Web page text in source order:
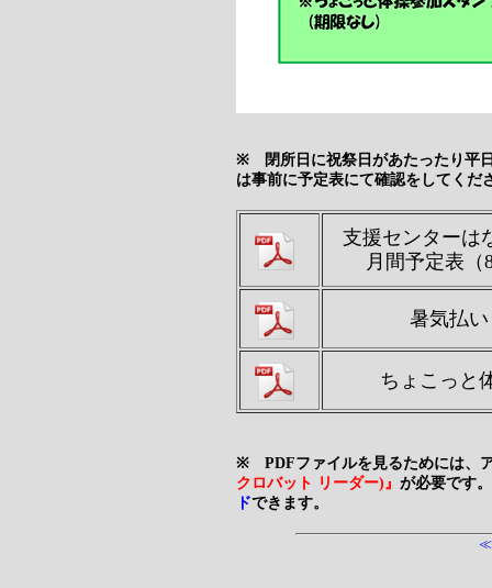
※ 閉所日に祝祭日があたったり平
は事前に予定表にて確認をしてくだ
支援センターは
月間予定表（
暑気払い
ちょこっと
※ PDFファイルを見るためには、
クロバット リーダー)』 が必要です
ドできます。
≪